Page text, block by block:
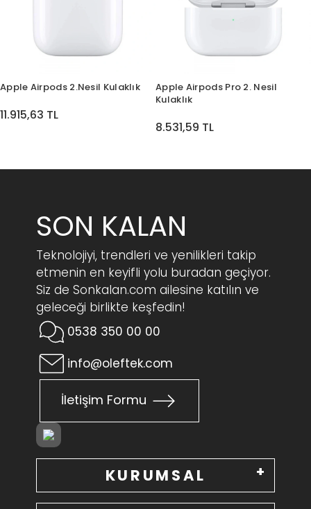
Apple Airpods 2.Nesil Kulaklık
11.915,63 TL
Apple Airpods Pro 2. Nesil
Kulaklık
8.531,59 TL
SON KALAN
Teknolojiyi, trendleri ve yenilikleri takip
etmenin en keyifli yolu buradan geçiyor.
Siz de Sonkalan.com ailesine katılın ve
geleceği birlikte keşfedin!
0538 350 00 00
info@oleftek.com
İletişim Formu
KURUMSAL